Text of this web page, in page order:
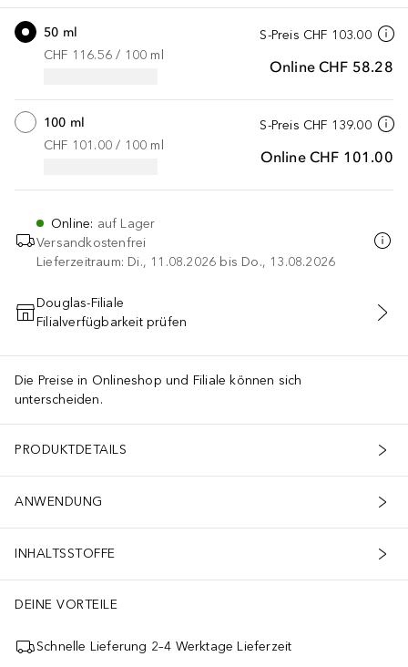
S-Preis CHF 103.00
Online CHF 58.28
50 ml
CHF 116.56 / 100 ml
S-Preis CHF 139.00
Online CHF 101.00
100 ml
CHF 101.00 / 100 ml
Online: auf Lager
Versandkostenfrei
Lieferzeitraum: Di., 11.08.2026 bis Do., 13.08.2026
IN DEN WARENKORB
Douglas-Filiale
Filialverfügbarkeit prüfen
Die Preise in Onlineshop und Filiale können sich
unterscheiden.
PRODUKTDETAILS
ANWENDUNG
INHALTSSTOFFE
DEINE VORTEILE
Schnelle Lieferung 2–4 Werktage Lieferzeit